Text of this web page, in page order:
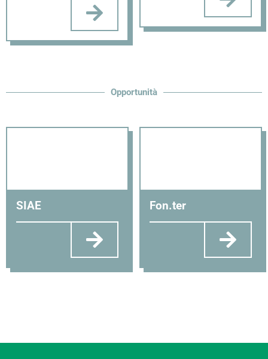
Opportunità
SIAE Fon.ter​